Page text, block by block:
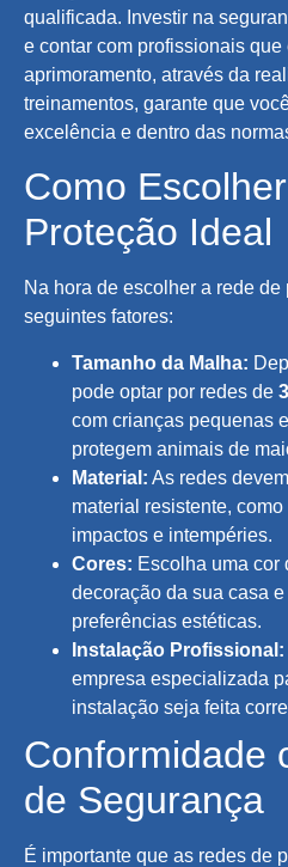
qualificada. Investir na
e contar com profissionais que
aprimoramento, através da
treinamentos, garante que
excelência e dentro das
Como
Proteção Ideal
Na hora de escolher a rede
seguintes fatores:
Tamanho da Malha:
pode optar por redes de
com crianças pequenas e
protegem animais de
Material: As redes
material resistente,
impactos e intempéries.
Cores: Escolha uma cor
decoração da sua casa
preferências estéticas.
Instalação Profissional:
empresa especializada
instalação seja feita
Conformidade
de Segurança
É importante que as redes de